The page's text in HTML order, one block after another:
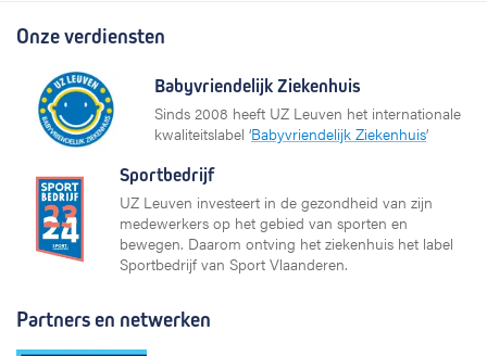
Onze verdiensten
Babyvriendelijk Ziekenhuis
Sinds 2008 heeft UZ Leuven het internationale
kwaliteitslabel ‘Babyvriendelijk Ziekenhuis’
Sportbedrijf
UZ Leuven investeert in de gezondheid van zijn
medewerkers op het gebied van sporten en
bewegen. Daarom ontving het ziekenhuis het label
Sportbedrijf van Sport Vlaanderen.
Partners en netwerken